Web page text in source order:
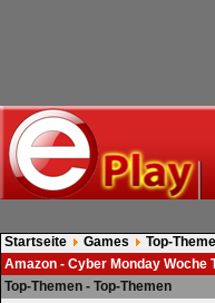
Startseite Games Top-
Amazon - Cyber Monday Woche
Top-Themen - Top-Themen